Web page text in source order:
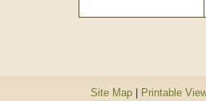
Site Map Printable